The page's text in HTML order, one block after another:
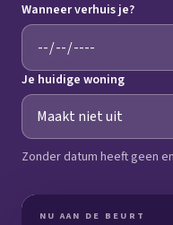
Wanneer verhuis je?
Je huidige woning
Zonder datum heeft geen
NU AAN DE BEURT